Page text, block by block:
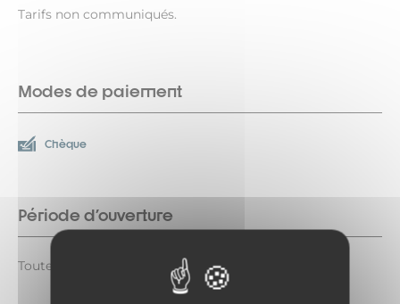
Tarifs non communiqués.
Modes de paiement
Chèque
Période d'ouverture
Toute l'année.